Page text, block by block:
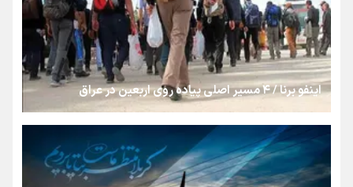
از طلوع خیابان‌ها تا غروب اشک
جمله‌ای که بغض چهارماهه را شکست؛ «آهای مردم، آقا از
تهران رفتند»
اینفو برنا / ۴ مسیر اصلی پیاده روی اربعین در عراق